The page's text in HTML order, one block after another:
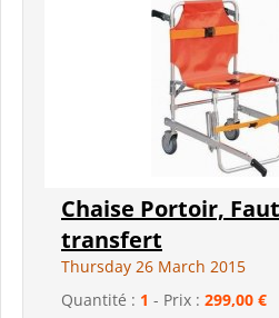
Chaise Portoir,
transfert
Thursday 26 March 2015
Quantité : 1 - Prix : 299,00 €